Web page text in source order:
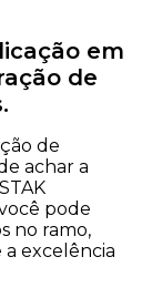
em
de
de
achar a
pode
no ramo,
excelência